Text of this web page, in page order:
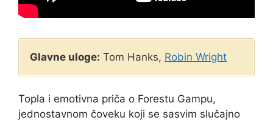
Glavne uloge: Tom Hanks, Robin Wright
Topla i emotivna priča o Forestu Gampu,
jednostavnom čoveku koji se sasvim slučajno